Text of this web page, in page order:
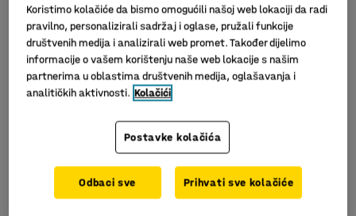
Koristimo kolačiće da bismo omogućili našoj web lokaciji da radi
pravilno, personalizirali sadržaj i oglase, pružali funkcije
društvenih medija i analizirali web promet. Također dijelimo
informacije o vašem korištenju naše web lokacije s našim
partnerima u oblastima društvenih medija, oglašavanja i
analitičkih aktivnosti. Kolačići
Postavke kolačića
Odbaci sve Prihvati sve kolačiće